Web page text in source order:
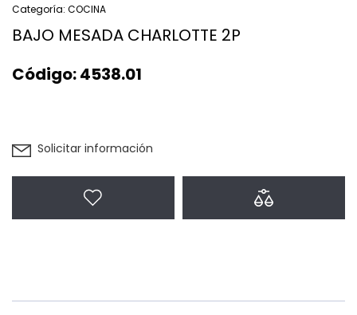
Categoría: COCINA
BAJO MESADA CHARLOTTE 2P
Código:4538.01
Solicitar información